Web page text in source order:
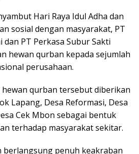
Hari Raya Idul Adha dan
sosial dengan masyarakat, PT
dan PT Perkasa Subur Sakti
hewan qurban kepada sejumlah
perusahaan.
qurban tersebut diberikan
Lapang, Desa Reformasi, Desa
Cek Mbon sebagai bentuk
terhadap masyarakat sekitar.
berlangsung penuh keakraban